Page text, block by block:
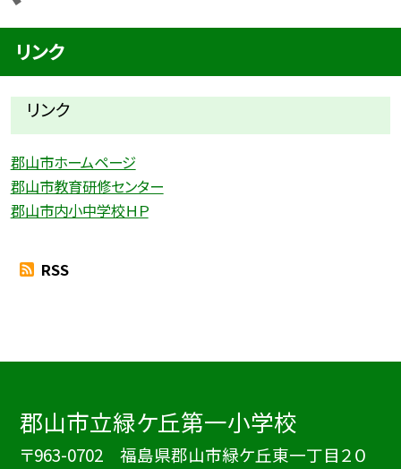
リンク
リンク
郡山市ホームページ
郡山市教育研修センター
郡山市内小中学校ＨＰ
RSS
郡山市立緑ケ丘第一小学校
〒963-0702 福島県郡山市緑ケ丘東一丁目２０